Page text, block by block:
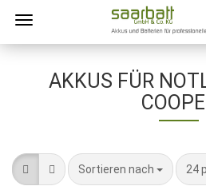
AKKUS FÜR
Sortieren nach
Sortieren nach 24
pro